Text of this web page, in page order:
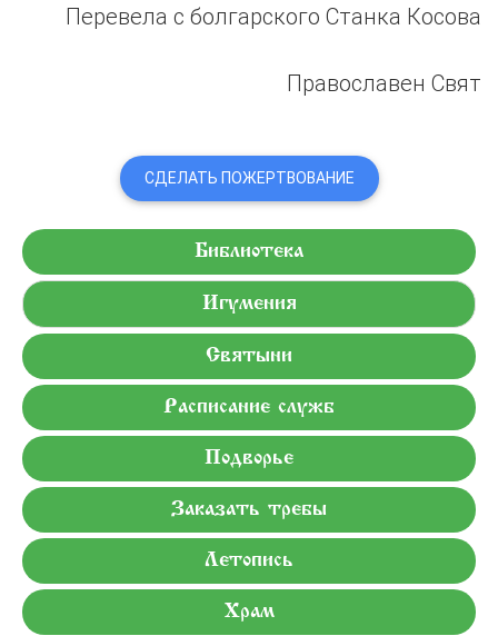
Перевела с болгарского Станка Косова
Православен Свят
СДЕЛАТЬ ПОЖЕРТВОВАНИЕ
Библиотека
Игумения
Святыни
Расписание служб
Подворье
Заказать требы
Летопись
Храм